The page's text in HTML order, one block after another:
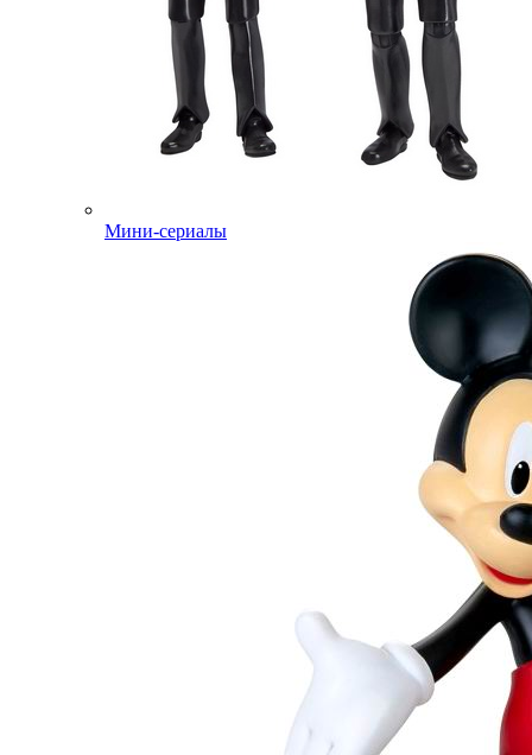
Мини-сериалы